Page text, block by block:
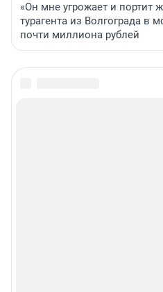
«Он мне угрожает и портит
турагента из Волгограда в
почти миллиона рублей